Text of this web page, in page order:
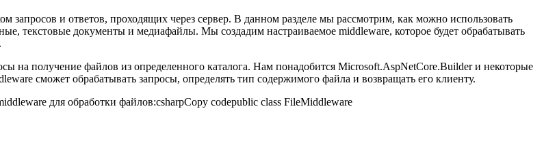
запросов и ответов, проходящих через сервер. В данном разделе мы рассмотрим, как можно использовать
текстовые документы и медиафайлы. Мы создадим настраиваемое middleware, которое будет обрабатывать
на получение файлов из определенного каталога. Нам понадобится Microsoft.AspNetCore.Builder и некоторые
сможет обрабатывать запросы, определять тип содержимого файла и возвращать его клиенту.
для обработки файлов:csharpCopy codepublic class FileMiddleware